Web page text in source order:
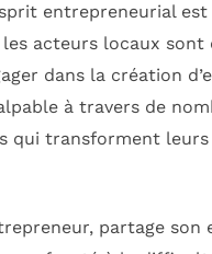
entrepreneurial
acteurs locaux sont
dans la création
à travers de
qui transforment
partage son